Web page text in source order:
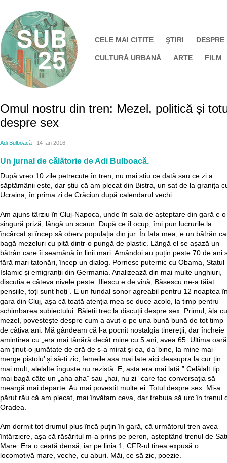
CELE MAI CITITE ŞTIRI DESPRE
CULTURĂ URBANĂ ARTE FILM
Omul nostru din tren: Mezel, politică şi
despre sex
Adi Bulboacă | 14 Ian 2016
Un jurnal de călătorie de Adi Bulboacă.
După vreo 10 zile petrecute în tren, nu mai știu ce dată sau ce zi a
săptămânii este, dar știu că am plecat din Bistra, un sat de la granița
Ucraina, în prima zi de Crăciun după calendarul vechi.
Am ajuns târziu în Cluj-Napoca, unde în sala de așteptare din gară e o
singură priză, lângă un scaun. După ce îl ocup, îmi pun lucrurile la
încărcat și încep să oberv populația din jur. În fața mea, e un bătrân
bagă mezeluri cu pită dintr-o pungă de plastic. Lângă el se așază un
bătrân care îi seamănă în linii mari. Amândoi au puțin peste 70 de ani
fără mari tatonări, încep un dialog. Pornesc puternic cu Obama, Statul
Islamic și emigranții din Germania. Analizează din mai multe unghiuri,
discuția e câteva nivele peste „Iliescu e de vină, Băsescu ne-a tăiat
pensiile, toți sunt hoți”. E un fundal sonor agreabil pentru 12 noaptea
gara din Cluj, așa că toată atenția mea se duce acolo, la timp pentru
schimbarea subiectului. Băieții trec la discuții despre sex. Primul, ăla cu
mezel, povestește despre cum a avut-o pe una bună bună de tot timp
de câțiva ani. Mă gândeam că l-a pocnit nostalgia tinereții, dar încheie
amintirea cu „era mai tânără decât mine cu 5 ani, avea 65. Ultima oară
am ținut-o jumătate de oră de s-a mirat și ea, da’ bine, la mine mai
merge pistolu’ și să-ți zic, femeile așa mai late aici deasupra la cur țin
mai mult, alelalte înguste nu rezistă. E, asta era mai lată.” Celălalt tip
mai bagă câte un „aha aha” sau „hai, nu zi” care fac conversația să
meargă mai departe. Au mai povestit multe ei. Totul despre sex. Mi-a
părut rău că am plecat, mai învățam ceva, dar trebuia să urc în trenul
Oradea.
Am dormit tot drumul plus încă puțin în gară, că următorul tren avea
întârziere, așa că răsăritul m-a prins pe peron, așteptând trenul de
Mare. Era o ceață densă, iar pe linia 1, CFR-ul ținea expusă o
locomotivă mare, veche, cu aburi. Măi, ce să zic, poezie.